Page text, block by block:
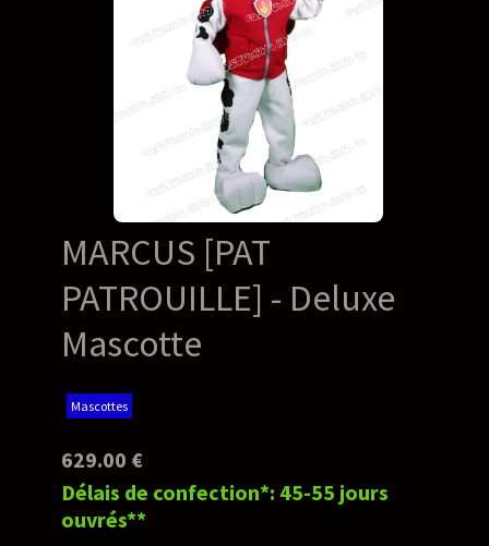
MARCUS [PAT
PATROUILLE] - Deluxe
Mascotte
Mascottes
629.00 €
Délais de confection*: 45-55 jours
ouvrés**